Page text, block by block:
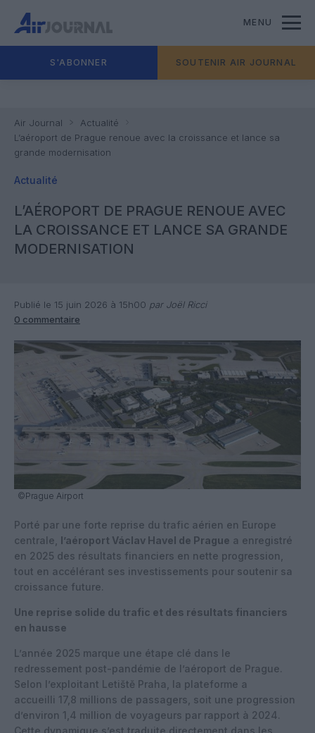
MENU
S'ABONNER SOUTENIR AIR JOURNAL
Air Journal
Actualité
L’aéroport de Prague renoue avec la croissance et lance sa
grande modernisation
Actualité
L’AÉROPORT DE PRAGUE RENOUE AVEC
LA CROISSANCE ET LANCE SA GRANDE
MODERNISATION
Publié le 15 juin 2026 à 15h00 par Joël Ricci
0 commentaire
©Prague Airport
Porté par une forte reprise du trafic aérien en Europe
centrale, l’aéroport Václav Havel de Prague a enregistré
en 2025 des résultats financiers en nette progression,
tout en accélérant ses investissements pour soutenir sa
croissance future.
Une reprise solide du trafic et des résultats financiers
en hausse
L’année 2025 marque une étape clé dans le
redressement post-pandémie de l’aéroport de Prague.
Selon l’exploitant Letiště Praha, la plateforme a
accueilli 17,8 millions de passagers, soit une progression
d’environ 1,4 million de voyageurs par rapport à 2024.
Cette dynamique s’est traduite directement dans les